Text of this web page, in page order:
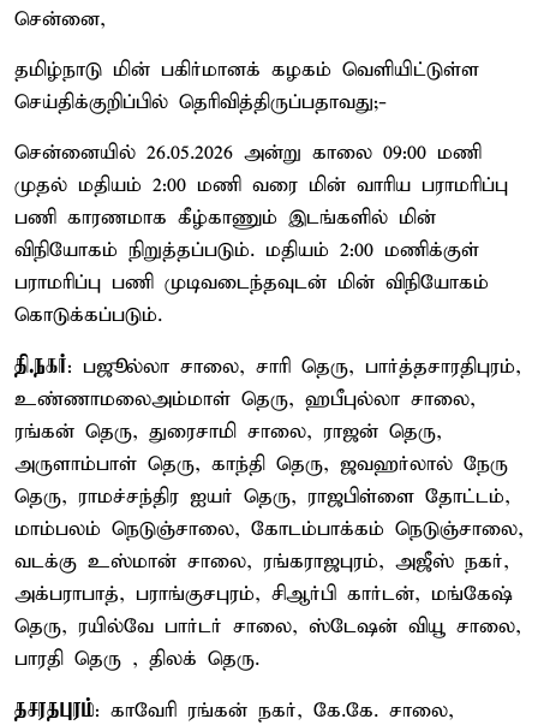
சென்னை,
தமிழ்நாடு மின் பகிர்மானக் கழகம் வெளியிட்டுள்ள
செய்திக்குறிப்பில் தெரிவித்திருப்பதாவது;-
சென்னையில் 26.05.2026 அன்று காலை 09:00 மணி
முதல் மதியம் 2:00 மணி வரை மின் வாரிய பராமரிப்பு
பணி காரணமாக கீழ்காணும் இடங்களில் மின்
விநியோகம் நிறுத்தப்படும். மதியம் 2:00 மணிக்குள்
பராமரிப்பு பணி முடிவடைந்தவுடன் மின் விநியோகம்
கொடுக்கப்படும்.
தி.நகர்: பஜூல்லா சாலை, சாரி தெரு, பார்த்தசாரதிபுரம்,
உண்ணாமலைஅம்மாள் தெரு, ஹபீபுல்லா சாலை,
ரங்கன் தெரு, துரைசாமி சாலை, ராஜன் தெரு,
அருளாம்பாள் தெரு, காந்தி தெரு, ஜவஹர்லால் நேரு
தெரு, ராமச்சந்திர ஐயர் தெரு, ராஜபிள்ளை தோட்டம்,
மாம்பலம் நெடுஞ்சாலை, கோடம்பாக்கம் நெடுஞ்சாலை,
வடக்கு உஸ்மான் சாலை, ரங்கராஜபுரம், அஜீஸ் நகர்,
அக்பராபாத், பராங்குசபுரம், சிஆர்பி கார்டன், மங்கேஷ்
தெரு, ரயில்வே பார்டர் சாலை, ஸ்டேஷன் வியூ சாலை,
பாரதி தெரு , திலக் தெரு.
தசரதபுரம்: காவேரி ரங்கன் நகர், கே.கே. சாலை,